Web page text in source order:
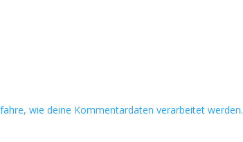
wie deine Kommentardaten verarbeitet werden.